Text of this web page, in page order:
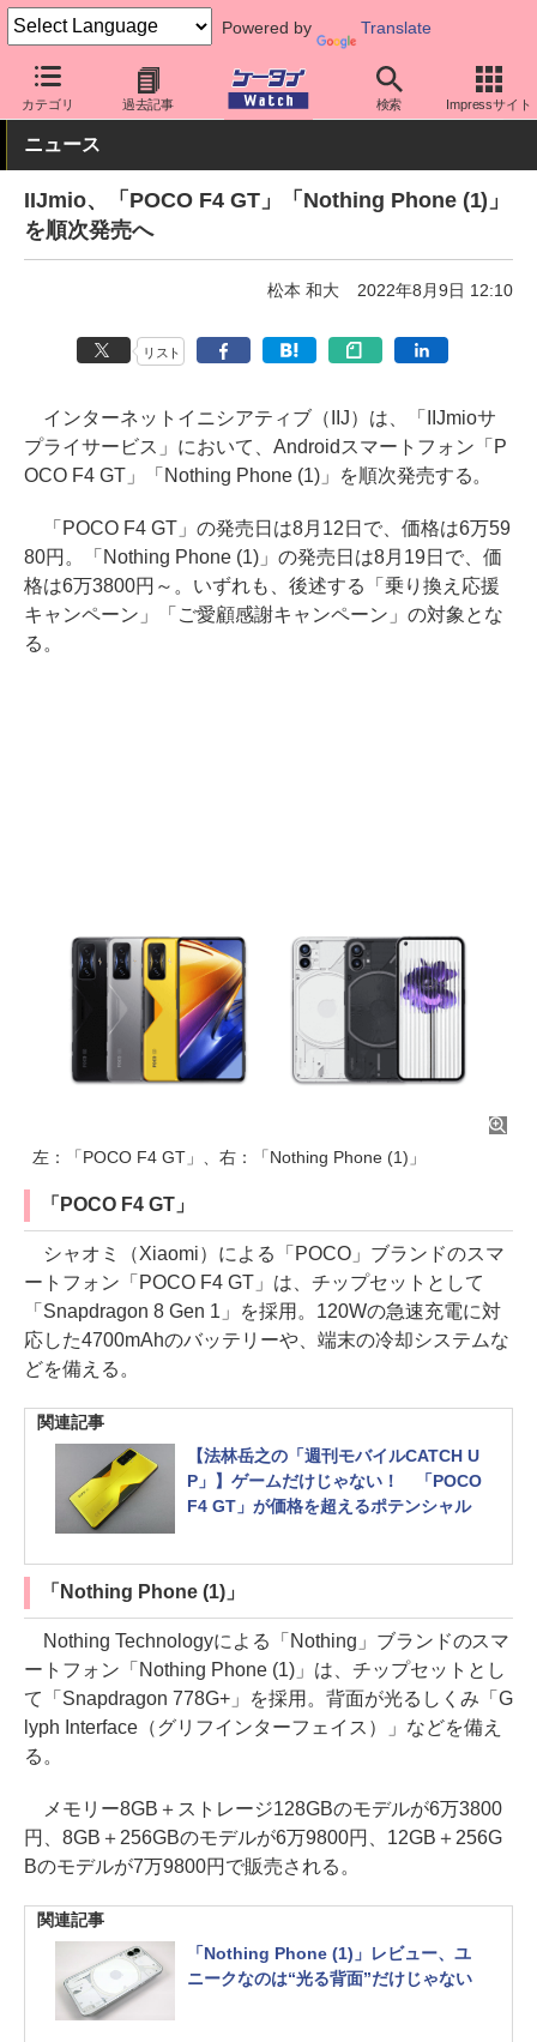
Powered by Translate
カテゴリ 過去記事 検索 Impressサイト
ケータイ Watch 格安スマホ/格安SIM 格安SIM/MVNO IIJ
ニュース
IIJmio、「POCO F4 GT」「Nothing Phone (1)」
を順次発売へ
松本 和大 2022年8月9日 12:10
リスト
インターネットイニシアティブ（IIJ）は、「IIJmioサ
プライサービス」において、Androidスマートフォン「P
OCO F4 GT」「Nothing Phone (1)」を順次発売する。
「POCO F4 GT」の発売日は8月12日で、価格は6万59
80円。「Nothing Phone (1)」の発売日は8月19日で、価
格は6万3800円～。いずれも、後述する「乗り換え応援
キャンペーン」「ご愛顧感謝キャンペーン」の対象とな
る。
左：「POCO F4 GT」、右：「Nothing Phone (1)」
「POCO F4 GT」
シャオミ（Xiaomi）による「POCO」ブランドのスマ
ートフォン「POCO F4 GT」は、チップセットとして
「Snapdragon 8 Gen 1」を採用。120Wの急速充電に対
応した4700mAhのバッテリーや、端末の冷却システムな
どを備える。
関連記事
【法林岳之の「週刊モバイルCATCH U
P」】ゲームだけじゃない！ 「POCO
F4 GT」が価格を超えるポテンシャル
「Nothing Phone (1)」
Nothing Technologyによる「Nothing」ブランドのスマ
ートフォン「Nothing Phone (1)」は、チップセットとし
て「Snapdragon 778G+」を採用。背面が光るしくみ「G
lyph Interface（グリフインターフェイス）」などを備え
る。
メモリー8GB＋ストレージ128GBのモデルが6万3800
円、8GB＋256GBのモデルが6万9800円、12GB＋256G
Bのモデルが7万9800円で販売される。
関連記事
「Nothing Phone (1)」レビュー、ユ
ニークなのは“光る背面”だけじゃない